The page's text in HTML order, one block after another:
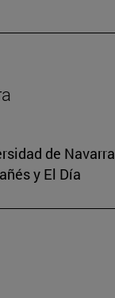
de Navarra
y El Día